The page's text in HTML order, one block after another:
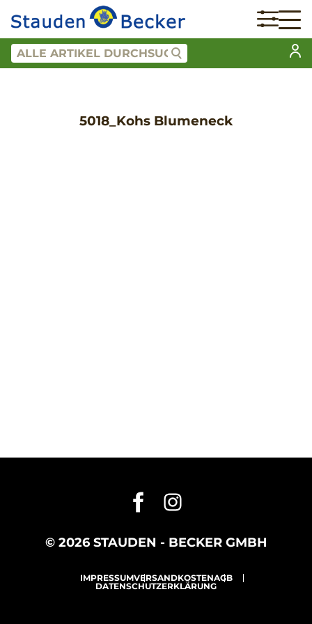
5018_Kohs Blumeneck
© 2026 STAUDEN - BECKER GMBH
IMPRESSUMVERSANDKOSTENAGB
DATENSCHUTZERKLÄRUNG